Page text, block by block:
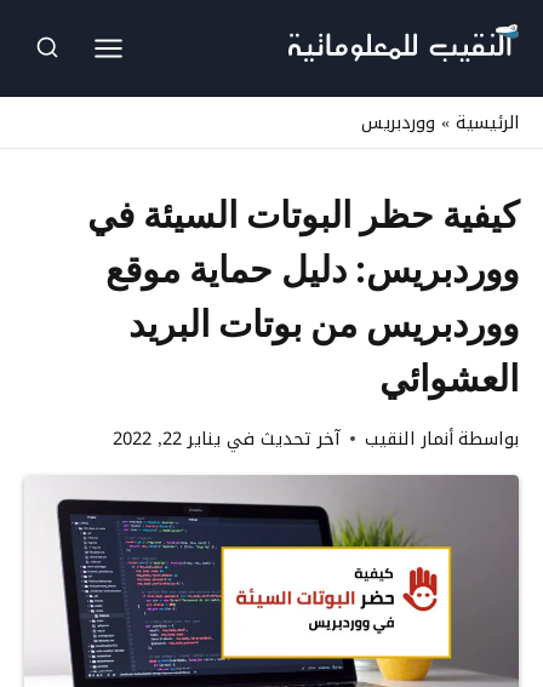
التجاوز
المحتوى
الرئيسية» ووردبريس
كيفية حظر البوتات السيئة في
ووردبريس: دليل حماية موقع
ووردبريس من بوتات البريد
العشوائي
بواسطةأنمار النقيب آخر تحديث في يناير 22, 2022